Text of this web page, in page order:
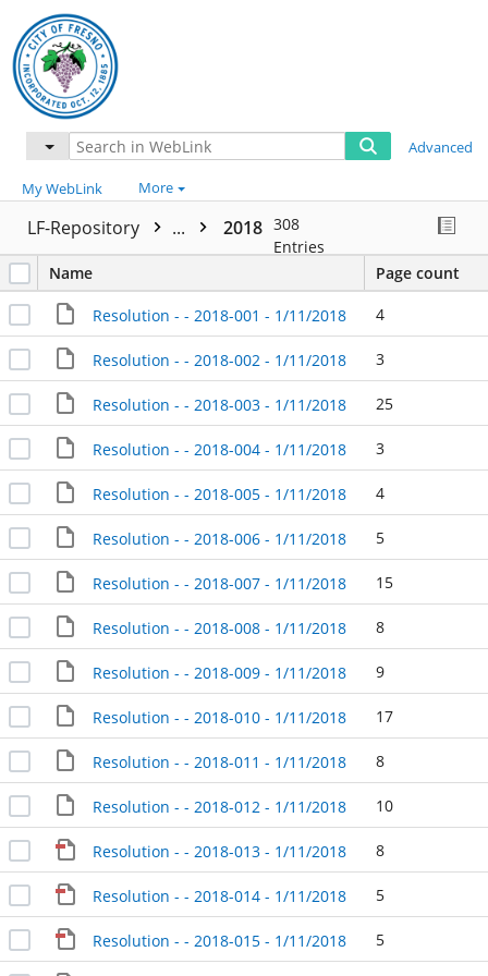
Advanced
My WebLink More
LF-Repository ... 2018 308
Entries
Name
Page count
Resolution - - 2018-001 - 1/11/2018 4
Resolution - - 2018-002 - 1/11/2018 3
Resolution - - 2018-003 - 1/11/2018 25
Resolution - - 2018-004 - 1/11/2018 3
Resolution - - 2018-005 - 1/11/2018 4
Resolution - - 2018-006 - 1/11/2018 5
Resolution - - 2018-007 - 1/11/2018 15
Resolution - - 2018-008 - 1/11/2018 8
Resolution - - 2018-009 - 1/11/2018 9
Resolution - - 2018-010 - 1/11/2018 17
Resolution - - 2018-011 - 1/11/2018 8
Resolution - - 2018-012 - 1/11/2018 10
Resolution - - 2018-013 - 1/11/2018 8
Resolution - - 2018-014 - 1/11/2018 5
Resolution - - 2018-015 - 1/11/2018 5